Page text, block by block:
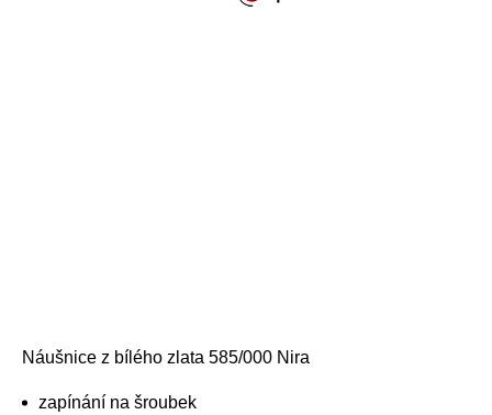
Náušnice z bílého zlata 585/000 Nira
zapínání na šroubek